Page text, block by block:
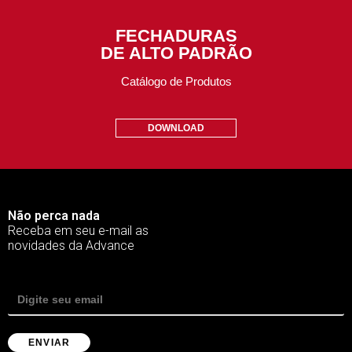
FECHADURAS
DE ALTO PADRÃO
Catálogo de Produtos
DOWNLOAD
Não perca nada
Receba em seu e-mail as
novidades da Advance